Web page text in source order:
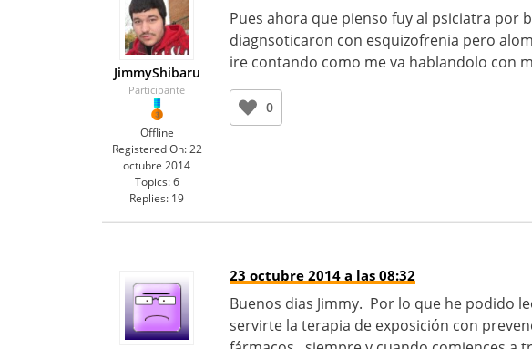
JimmyShibaru
Participante
Offline
Registered On: 22
octubre 2014
Topics: 6
Replies: 19
Pues ahora que pienso fuy al psiciatra por
diagnsoticaron con esquizofrenia pero
ire contando como me va hablandolo con
0
23 octubre 2014 a las 08:32
Buenos dias Jimmy. Por lo que he podido
servirte la terapia de exposición con